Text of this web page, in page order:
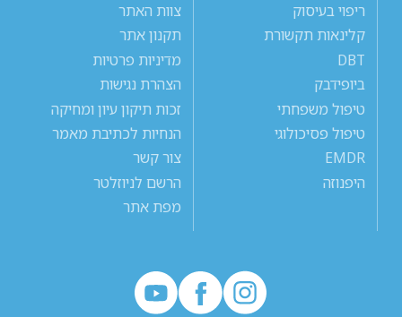
ריפוי בעיסוק
קלינאות תקשורת
DBT
ביופידבק
טיפול משפחתי
טיפול פסיכולוגי
EMDR
היפנוזה
צוות האתר
תקנון אתר
מדיניות פרטיות
הצהרת נגישות
זכות תיקון עיון ומחיקה
הנחיות לכתיבת מאמר
צור קשר
הרשם לניוזלטר
מפת אתר